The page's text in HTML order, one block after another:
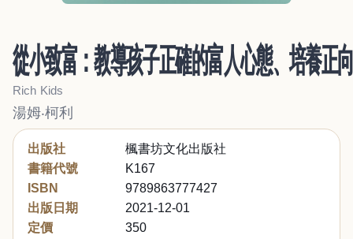
從小致富：教導孩子正確的富人心態、培養正
Rich Kids
湯姆‧柯利
出版社
楓書坊文化出版社
書籍代號
K167
ISBN
9789863777427
出版日期
2021-12-01
定價
350